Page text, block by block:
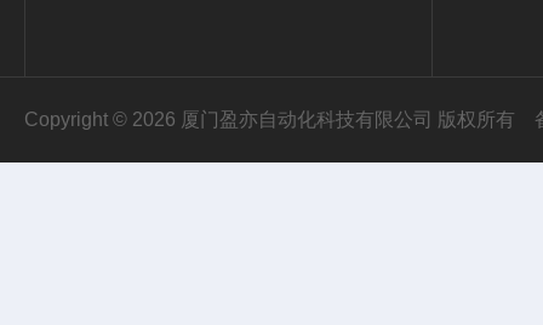
Copyright © 2026 厦门盈亦自动化科技有限公司 版权所有